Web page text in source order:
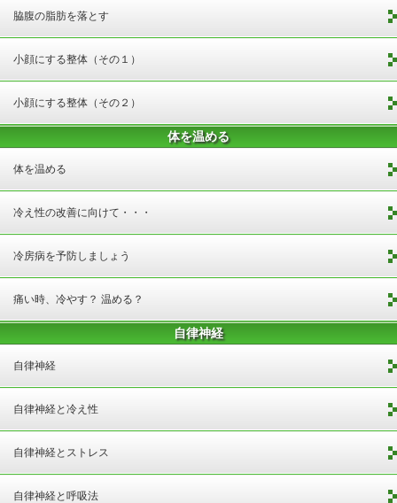
脇腹の脂肪を落とす
小顔にする整体（その１）
小顔にする整体（その２）
体を温める
体を温める
冷え性の改善に向けて・・・
冷房病を予防しましょう
痛い時、冷やす？ 温める？
自律神経
自律神経
自律神経と冷え性
自律神経とストレス
自律神経と呼吸法